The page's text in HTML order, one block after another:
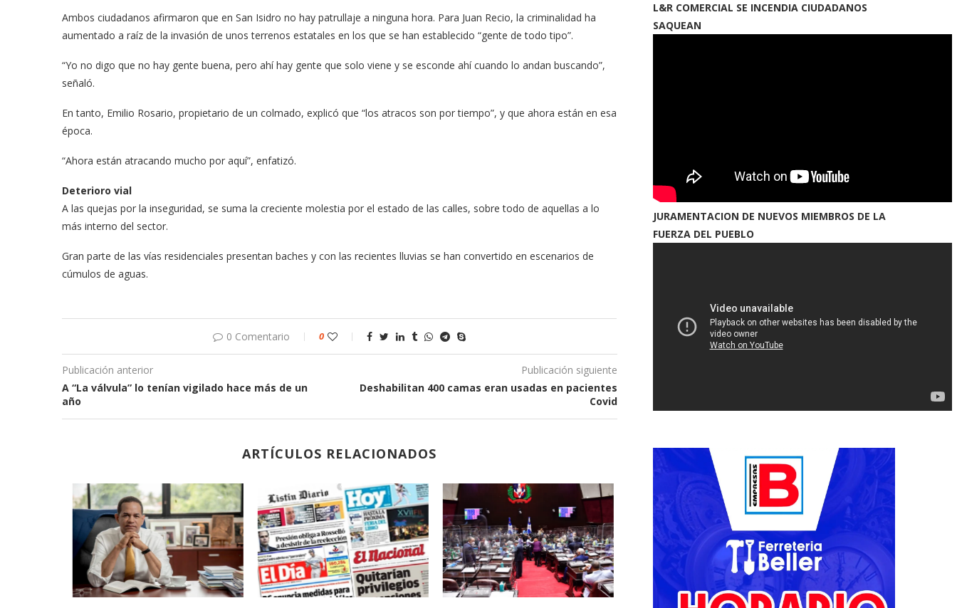
Ambos ciudadanos afirmaron que en San Isidro no hay patrullaje a ninguna hora. Para Juan Recio, la criminalidad ha
aumentado a raíz de la invasión de unos terrenos estatales en los que se han establecido “gente de todo tipo”.
“Yo no digo que no hay gente buena, pero ahí hay gente que solo viene y se esconde ahí cuando lo andan buscando”,
señaló.
En tanto, Emilio Rosario, propietario de un colmado, explicó que “los atracos son por tiempo”, y que ahora están en esa
época.
“Ahora están atracando mucho por aquí”, enfatizó.
Deterioro vial
A las quejas por la inseguridad, se suma la creciente molestia por el estado de las calles, sobre todo de aquellas a lo
más interno del sector.
Gran parte de las vías residenciales presentan baches y con las recientes lluvias se han convertido en escenarios de
cúmulos de aguas.
0 Comentario 0
Publicación anterior
A “La válvula” lo tenían vigilado hace más de un
año
Publicación siguiente
Deshabilitan 400 camas eran usadas en pacientes
Covid
ARTÍCULOS RELACIONADOS
L&R COMERCIAL SE INCENDIA CIUDADANOS
SAQUEAN
JURAMENTACION DE NUEVOS MIEMBROS DE LA
FUERZA DEL PUEBLO